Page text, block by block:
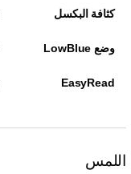
كثافة البكسل
وضع LowBlue
EasyRead
اللمس